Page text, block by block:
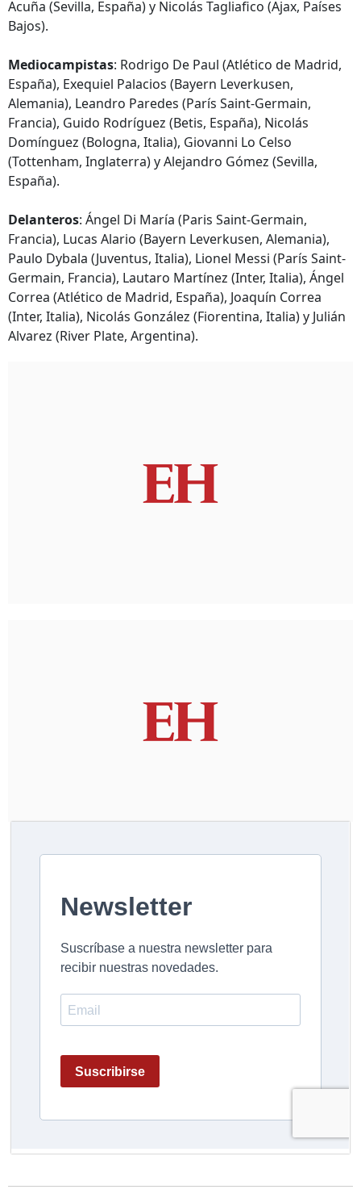
Acuña (Sevilla, España) y Nicolás Tagliafico (Ajax, Países
Bajos).
Mediocampistas: Rodrigo De Paul (Atlético de Madrid,
España), Exequiel Palacios (Bayern Leverkusen,
Alemania), Leandro Paredes (París Saint-Germain,
Francia), Guido Rodríguez (Betis, España), Nicolás
Domínguez (Bologna, Italia), Giovanni Lo Celso
(Tottenham, Inglaterra) y Alejandro Gómez (Sevilla,
España).
Delanteros: Ángel Di María (Paris Saint-Germain,
Francia), Lucas Alario (Bayern Leverkusen, Alemania),
Paulo Dybala (Juventus, Italia), Lionel Messi (París Saint-
Germain, Francia), Lautaro Martínez (Inter, Italia), Ángel
Correa (Atlético de Madrid, España), Joaquín Correa
(Inter, Italia), Nicolás González (Fiorentina, Italia) y Julián
Alvarez (River Plate, Argentina).